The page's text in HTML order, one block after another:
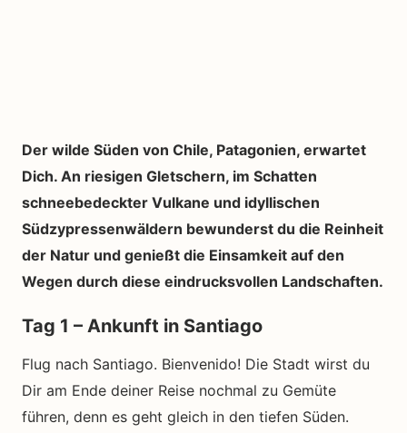
Der wilde Süden von Chile, Patagonien, erwartet
Dich. An riesigen Gletschern, im Schatten
schneebedeckter Vulkane und idyllischen
Südzypressenwäldern bewunderst du die Reinheit
der Natur und genießt die Einsamkeit auf den
Wegen durch diese eindrucksvollen Landschaften.
Tag 1 – Ankunft in Santiago
Flug nach Santiago. Bienvenido! Die Stadt wirst du
Dir am Ende deiner Reise nochmal zu Gemüte
führen, denn es geht gleich in den tiefen Süden.